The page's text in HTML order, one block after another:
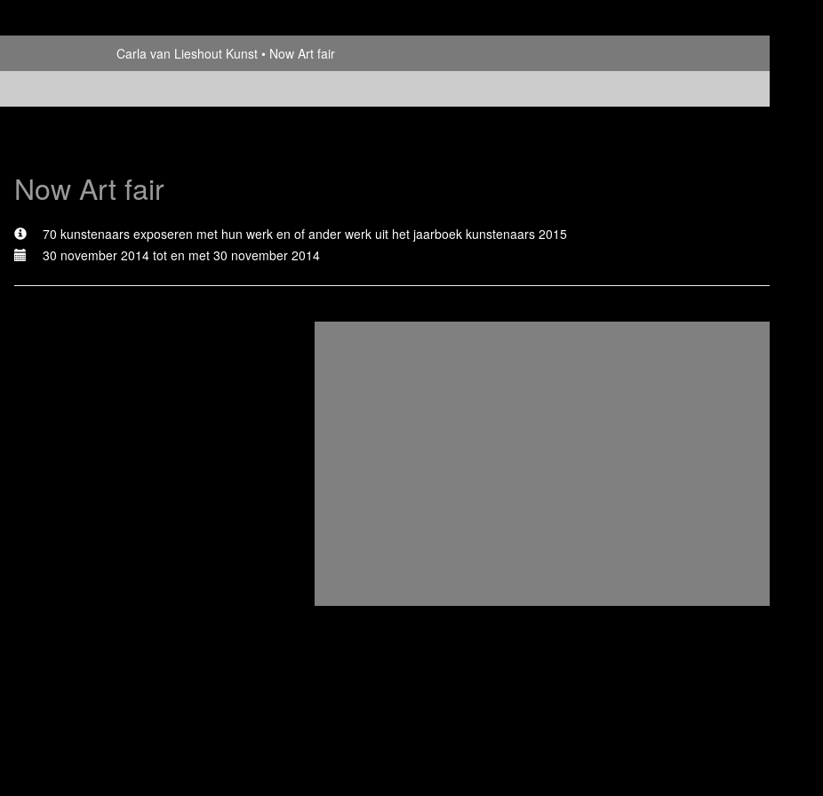
Carla van Lieshout Kunst
Now Art fair
Now Art fair
70 kunstenaars exposeren met hun werk en of ander werk uit het jaarboek kunstenaars 2015
30 november 2014 tot en met 30 november 2014